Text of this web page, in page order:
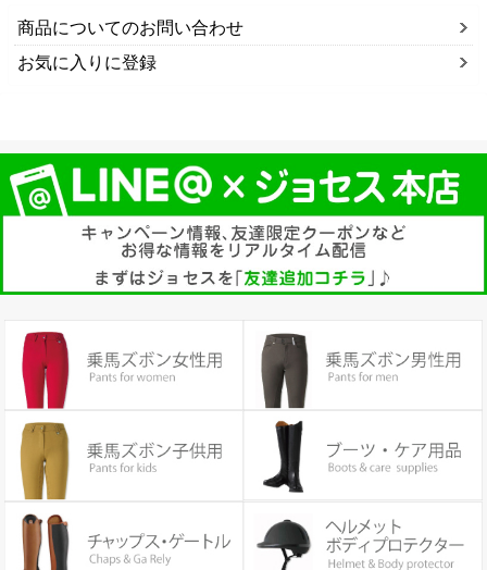
商品についてのお問い合わせ
お気に入りに登録